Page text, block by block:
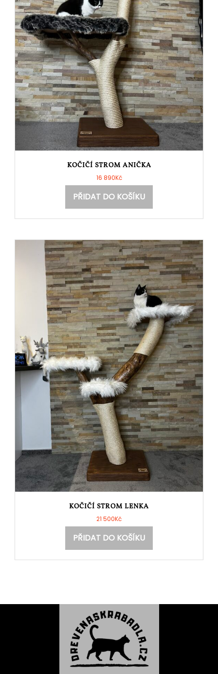
KOČIČÍ STROM ANIČKA
16 890Kč
PŘIDAT DO KOŠÍKU
KOČIČÍ STROM LENKA
21 500Kč
PŘIDAT DO KOŠÍKU